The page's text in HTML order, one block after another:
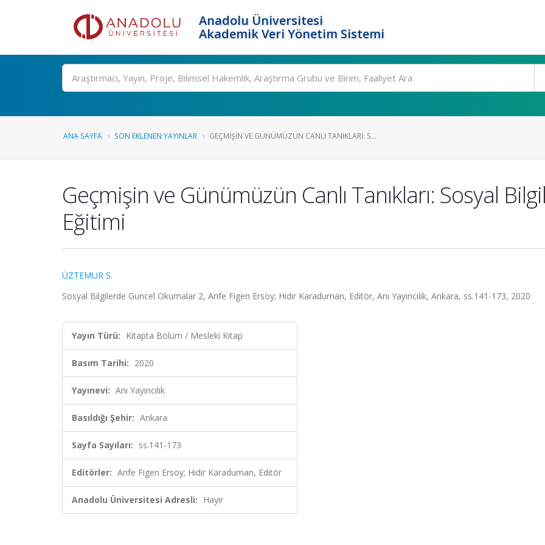
Anadolu Üniversitesi
Akademik Veri Yönetim Sistemi
Ara
ANA SAYFA SON EKLENEN YAYINLAR GEÇMIŞIN VE GÜNÜMÜZÜN CANLI TANIKLARI: S...
Geçmişin ve Günümüzün Canlı Tanıkları: Sosyal
Eğitimi
ÜZTEMUR S.
Sosyal Bilgilerde Güncel Okumalar 2, Arife Figen Ersoy; Hıdır Karaduman, Editör, Anı Yayıncılık, Ankara, ss.141-173, 2020
Yayın Türü: Kitapta Bölüm / Mesleki Kitap
Basım Tarihi: 2020
Yayınevi: Anı Yayıncılık
Basıldığı Şehir: Ankara
Sayfa Sayıları: ss.141-173
Editörler: Arife Figen Ersoy; Hıdır Karaduman, Editör
Anadolu Üniversitesi Adresli: Hayır